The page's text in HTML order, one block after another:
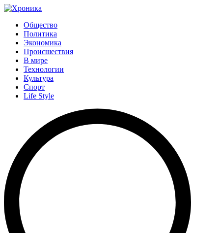
Общество
Политика
Экономика
Происшествия
В мире
Технологии
Культура
Спорт
Life Style